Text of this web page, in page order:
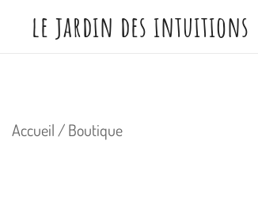
le jardin des intuitions
Accueil / Boutique